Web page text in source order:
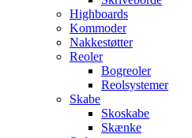
Highboards
Kommoder
Nakkestøtter
Reoler
Bogreoler
Reolsystemer
Skabe
Skoskabe
Skænke